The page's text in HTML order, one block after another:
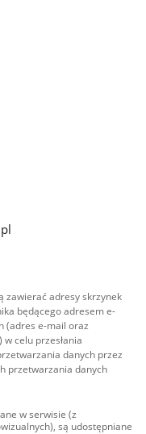
zawierać adresy skrzynek
będącego adresem e-
(adres e-mail oraz
celu przesłania
danych przez
przetwarzania danych
w serwisie (z
są udostępniane